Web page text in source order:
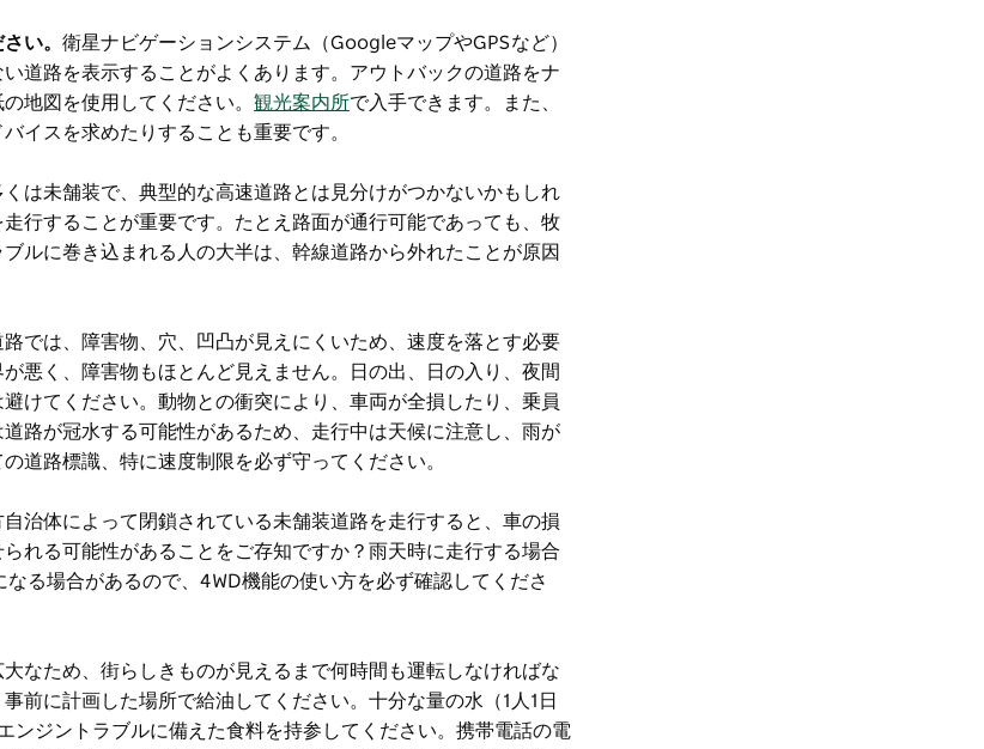
い。 衛星ナビゲーションシステム（GoogleマップやGPSなど）
道路を表示することがよくあります。アウトバックの道路をナ
地図を使用してください。 観光案内所で入手できます。また、
イスを求めたりすることも重要です。
は未舗装で、典型的な高速道路とは見分けがつかないかもしれ
行することが重要です。たとえ路面が通行可能であっても、牧
ルに巻き込まれる人の大半は、幹線道路から外れたことが原因
では、障害物、穴、凹凸が見えにくいため、速度を落とす必要
悪く、障害物もほとんど見えません。日の出、日の入り、夜間
けてください。動物との衝突により、車両が全損したり、乗員
路が冠水する可能性があるため、走行中は天候に注意し、雨が
道路標識、特に速度制限を必ず守ってください。
自治体によって閉鎖されている未舗装道路を走行すると、車の損
れる可能性があることをご存知ですか？雨天時に走行する場合
る場合があるので、4WD機能の使い方を必ず確認してくださ
なため、街らしきものが見えるまで何時間も運転しなければな
前に計画した場所で給油してください。十分な量の水（1人1日
ンジントラブルに備えた食料を持参してください。携帯電話の電